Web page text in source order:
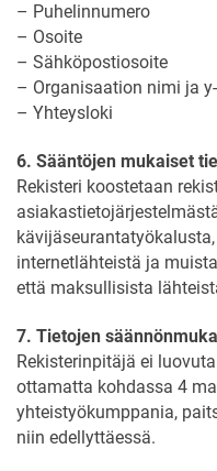
– Puhelinnumero
– Osoite
– Sähköpostiosoite
– Organisaation nimi ja
– Yhteysloki
6. Sääntöjen mukaiset
Rekisteri koostetaan
internetlähteistä ja
että maksullisista
7. Tietojen
Rekisterinpitäjä ei
ottamatta kohdassa 4
yhteistyökumppania,
niin edellyttäessä.